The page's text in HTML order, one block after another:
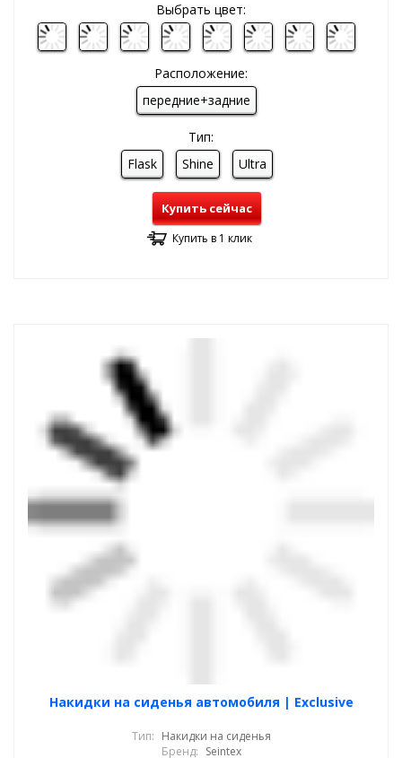
Выбрать цвет:
Расположение:
передние+задние
Тип:
Flask
Shine Ultra
Купить сейчас
Купить в 1 клик
Накидки на сиденья автомобиля | Exclusive
Тип: Накидки на сиденья
Бренд: Seintex